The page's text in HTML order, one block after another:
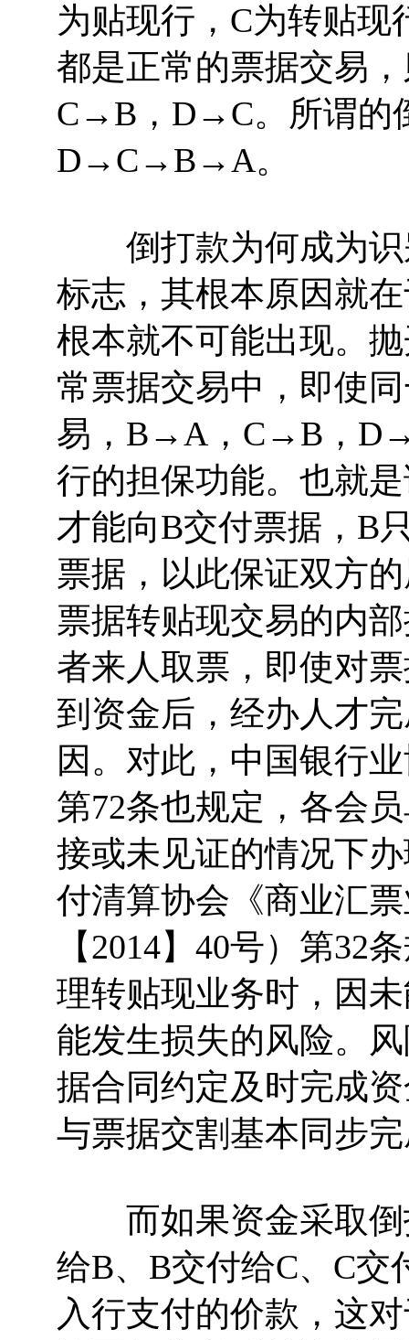
为贴现行，C为转贴
都是正常的票据交易
C→B，D→C。所谓的
D→C→B→A。
倒打款为何成为识
标志，其根本原因就
根本就不可能出现。
常票据交易中，即使
易，B→A，C→B，
行的担保功能。也就
才能向B交付票据，B
票据，以此保证双方
票据转贴现交易的内
者来人取票，即使对
到资金后，经办人才
因。对此，中国银行
第72条也规定，各会
接或未见证的情况下
付清算协会《商业汇
【2014】40号）第32
理转贴现业务时，因
能发生损失的风险。
据合同约定及时完成
与票据交割基本同步
而如果资金采取倒
给B、B交付给C、C交
入行支付的价款，这